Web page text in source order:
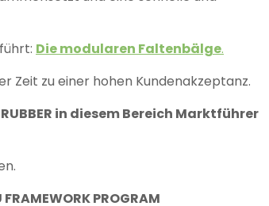
Die modularen Faltenbälge.
Zeit zu einer hohen Kundenakzeptanz.
RUBBER in diesem Bereich Marktführer
FRAMEWORK PROGRAM